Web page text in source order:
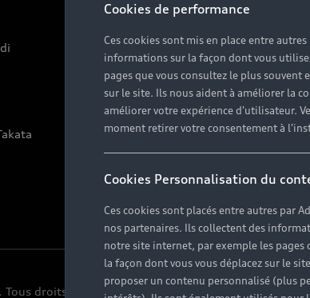
Notre vision
Audi Sport
Carrières
droits réservés.
Cookies de performance
Ces cookies sont mis en place entre
informations sur la façon dont vous
pages que vous consultez le plus souvent
sur le site. Ils nous aident à améliorer la
améliorer votre expérience d'utilisateur.
moment retirer votre consentement à
Cookies Personnalisation du
Ces cookies sont placés entre autres par
nos partenaires. Ils collectent des
notre site internet, par exemple les pages
la façon dont vous vous déplacez sur le
proposer un contenu personnalisé (plus